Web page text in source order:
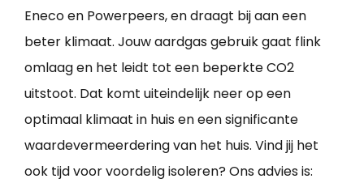
Eneco en Powerpeers, en draagt bij aan een
beter klimaat. Jouw aardgas gebruik gaat flink
omlaag en het leidt tot een beperkte CO2
uitstoot. Dat komt uiteindelijk neer op een
optimaal klimaat in huis en een significante
waardevermeerdering van het huis. Vind jij het
ook tijd voor voordelig isoleren? Ons advies is: